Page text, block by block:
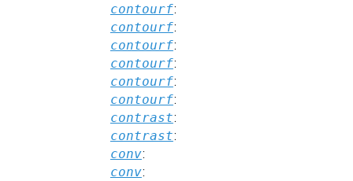
contourf:
contourf:
contourf:
contourf:
contourf:
contourf:
contrast:
contrast:
conv:
conv: